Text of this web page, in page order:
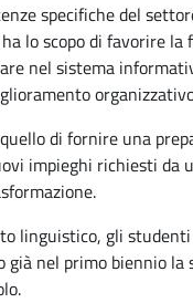
specifiche del
lo scopo di favorire la
nel sistema
di fornire una
impieghi richiesti da
linguistico, gli
già nel primo biennio